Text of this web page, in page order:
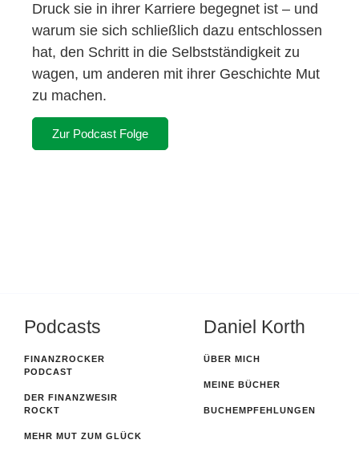
Druck sie in ihrer Karriere begegnet ist – und
warum sie sich schließlich dazu entschlossen
hat, den Schritt in die Selbstständigkeit zu
wagen, um anderen mit ihrer Geschichte Mut
zu machen.
Zur Podcast Folge
Podcasts
FINANZROCKER
PODCAST
DER FINANZWESIR
ROCKT
MEHR MUT ZUM GLÜCK
Daniel Korth
ÜBER MICH
MEINE BÜCHER
BUCHEMPFEHLUNGEN